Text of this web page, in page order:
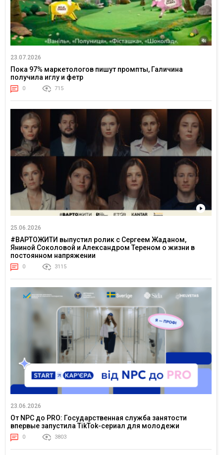
23.07.2026
Пока 97% маркетологов пишут промпты, Галичина
получила иглу и фетр
0 715
25.06.2026
#ВАРТОЖИТИ выпустил ролик с Сергеем Жаданом,
Яниной Соколовой и Александром Тереном о жизни в
постоянном напряжении
0 3115
23.06.2026
От NPC до PRO: Государственная служба занятости
впервые запустила TikTok-сериал для молодежи
0 3803